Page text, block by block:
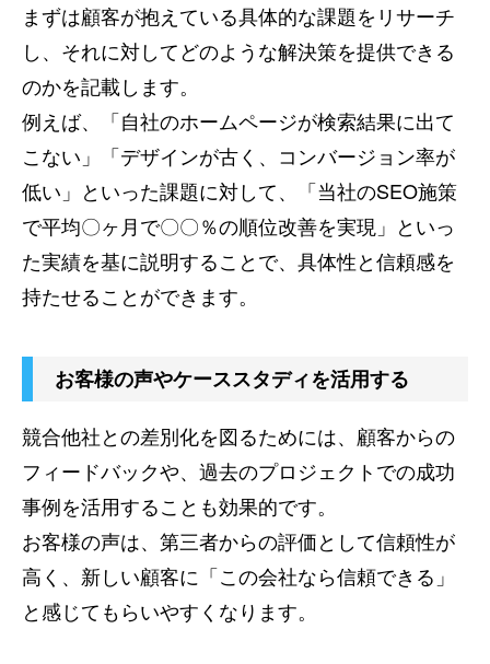
まずは顧客が抱えている具体的な課題をリサーチ
し、それに対してどのような解決策を提供できる
のかを記載します。
例えば、「自社のホームページが検索結果に出て
こない」「デザインが古く、コンバージョン率が
低い」といった課題に対して、「当社のSEO施策
で平均〇ヶ月で〇〇％の順位改善を実現」といっ
た実績を基に説明することで、具体性と信頼感を
持たせることができます。
お客様の声やケーススタディを活用する
競合他社との差別化を図るためには、顧客からの
フィードバックや、過去のプロジェクトでの成功
事例を活用することも効果的です。
お客様の声は、第三者からの評価として信頼性が
高く、新しい顧客に「この会社なら信頼できる」
と感じてもらいやすくなります。